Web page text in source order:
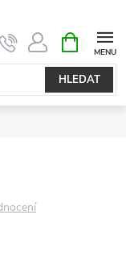
HLEDAT
NÁKUPNÍ
KOŠÍK